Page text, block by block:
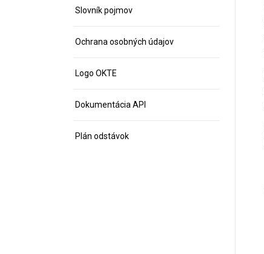
Slovník pojmov
Ochrana osobných údajov
Logo OKTE
Dokumentácia API
Plán odstávok